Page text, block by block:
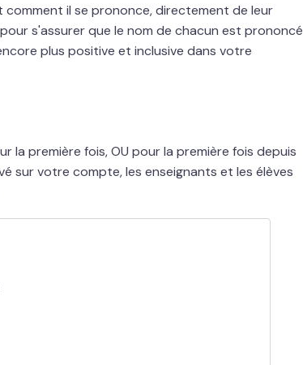
il se prononce, directement de leur
s'assurer que le nom de chacun est prononcé
plus positive et inclusive dans votre
la première fois, OU pour la première fois depuis
sur votre compte, les enseignants et les élèves